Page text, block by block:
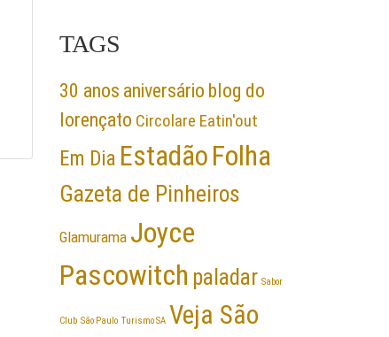
TAGS
30 anos aniversário blog do
lorençato Circolare Eatin'out
Em Dia EstadãoFolha
Gazeta de Pinheiros
Glamurama Joyce
Pascowitch paladar Sabor
Club São Paulo Turismo SA Veja São